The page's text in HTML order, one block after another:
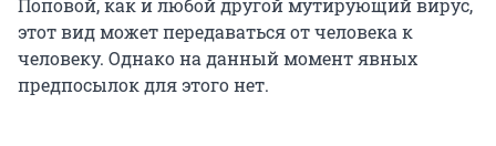
Поповой, как и любой другой мутирующий вирус,
этот вид может передаваться от человека к
человеку. Однако на данный момент явных
предпосылок для этого нет.